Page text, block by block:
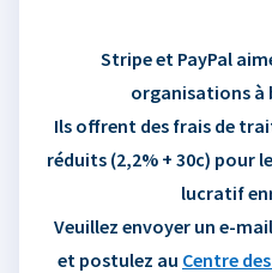
Stripe et PayPal
organisations
Ils offrent des frais de
réduits (2,2% + 30c) pour
lucratif
Veuillez envoyer un e-
et postulez au Centre